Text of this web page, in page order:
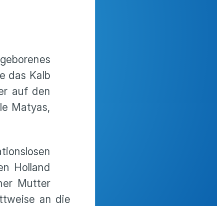
das Kalb
auf den
Matyas,
Holland
Mutter
an die